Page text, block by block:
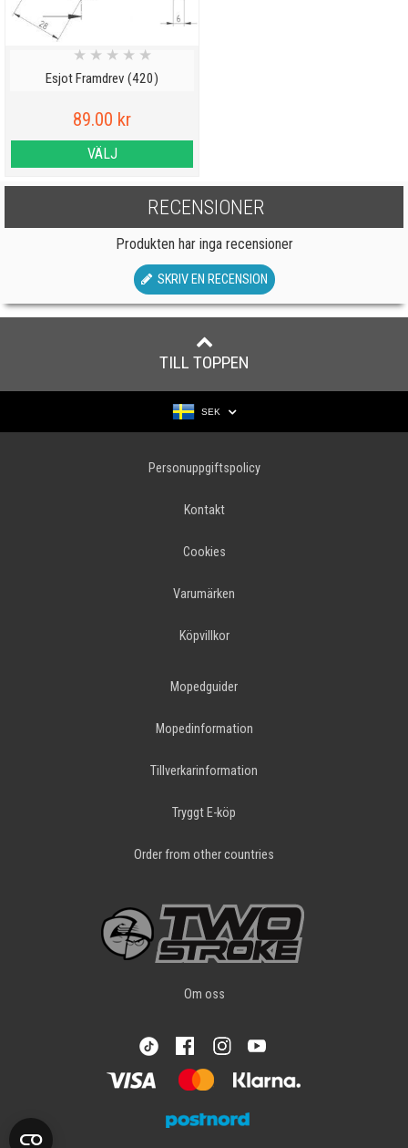
Esjot Framdrev (420)
★ ★ ★ ★ ★
89.00 kr
VÄLJ
RECENSIONER
Produkten har inga recensioner
SKRIV EN RECENSION
TILL TOPPEN
SEK
Personuppgiftspolicy
Kontakt
Cookies
Varumärken
Köpvillkor
Mopedguider
Mopedinformation
Tillverkarinformation
Tryggt E-köp
Order from other countries
Om oss